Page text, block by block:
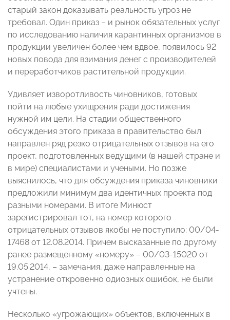
старый закон доказывать реальность угроз не
требовал. Один приказ – и рынок обязательных услуг
по исследованию наличия карантинных организмов в
продукции увеличен более чем вдвое, появилось 92
новых повода для взимания денег с производителей
и переработчиков растительной продукции.
Удивляет изворотливость чиновников, готовых
пойти на любые ухищрения ради достижения
нужной им цели. На стадии общественного
обсуждения этого приказа в правительство был
направлен ряд резко отрицательных отзывов на его
проект, подготовленных ведущими (в нашей стране и
в мире) специалистами и учеными. Но позже
выяснилось, что для обсуждения приказа чиновники
предложили минимум два идентичных проекта под
разными номерами. В итоге Минюст
зарегистрировал тот, на номер которого
отрицательных отзывов якобы не поступило: 00/04-
17468 от 12.08.2014. Причем высказанные по другому
ранее размещенному «номеру» – 00/03-15020 от
19.05.2014, – замечания, даже направленные на
устранение откровенно одиозных ошибок, не были
учтены.
Несколько «угрожающих» объектов, включенных в